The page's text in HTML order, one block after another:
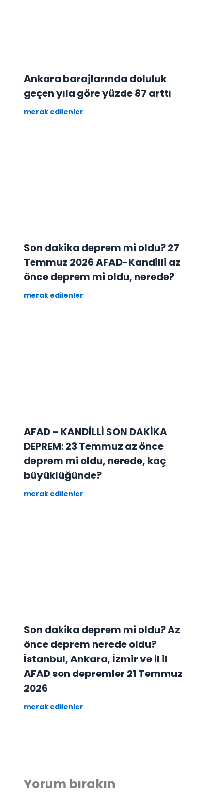
Ankara barajlarında doluluk
geçen yıla göre yüzde 87 arttı
merak edilenler
Son dakika deprem mi oldu? 27
Temmuz 2026 AFAD-Kandilli az
önce deprem mi oldu, nerede?
merak edilenler
AFAD – KANDİLLİ SON DAKİKA
DEPREM: 23 Temmuz az önce
deprem mi oldu, nerede, kaç
büyüklüğünde?
merak edilenler
Son dakika deprem mi oldu? Az
önce deprem nerede oldu?
İstanbul, Ankara, İzmir ve il il
AFAD son depremler 21 Temmuz
2026
merak edilenler
Yorum bırakın